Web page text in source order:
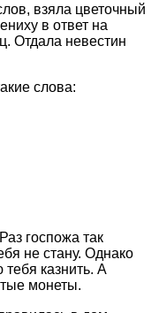
взяла цветочный
в ответ на
Отдала невестин
слова:
госпожа так
не стану. Однако
казнить. А
монеты.